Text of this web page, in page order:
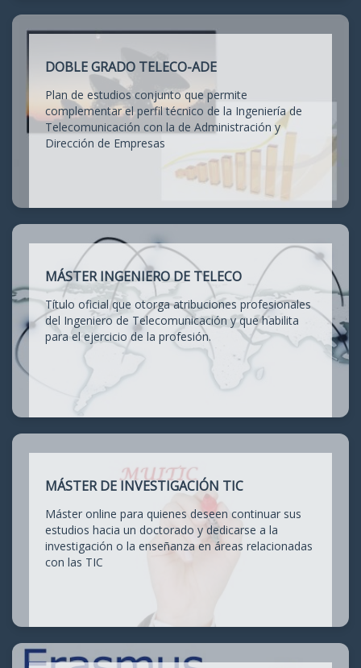
DOBLE GRADO TELECO-ADE
Plan de estudios conjunto que permite
complementar el perfil técnico de la Ingeniería de
Telecomunicación con la de Administración y
Dirección de Empresas
MÁSTER INGENIERO DE TELECO
Título oficial que otorga atribuciones profesionales
del Ingeniero de Telecomunicación y que habilita
para el ejercicio de la profesión.
MÁSTER DE INVESTIGACIÓN TIC
Máster online para quienes deseen continuar sus
estudios hacia un doctorado y dedicarse a la
investigación o la enseñanza en áreas relacionadas
con las TIC